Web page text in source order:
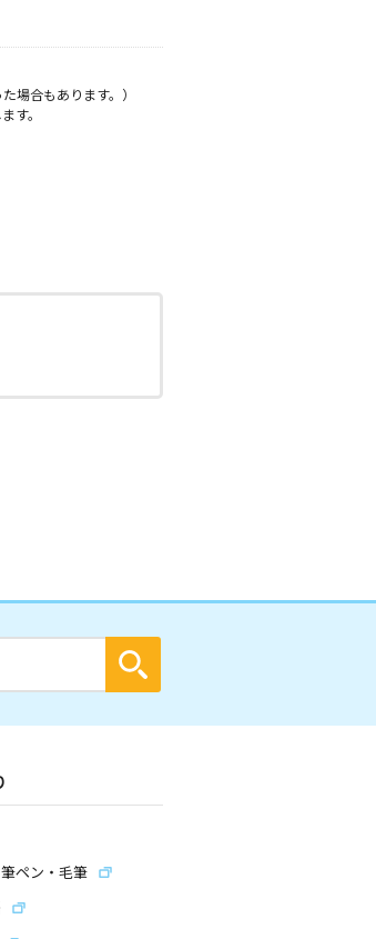
場合もあります。）
す。
ペン・毛筆